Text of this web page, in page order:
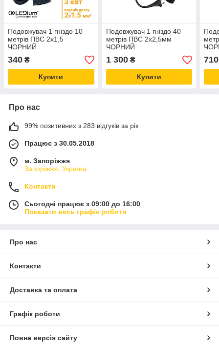
Подовжувач 1 гніздо 10
метрів ПВС 2х1,5
ЧОРНИЙ
340 ₴
Купити
Подовжувач 1 гніздо 40
метрів ПВС 2х2,5мм
ЧОРНИЙ
1 300₴
Купити
710
Про нас
99% позитивних з 283 відгуків за рік
Працює з 30.05.2018
м. Запоріжжя
Запоріжжя, Україна
Контакти
Сьогодні працює з 09:00 до 16:00
Показати весь графік роботи
Про нас
Контакти
Доставка та оплата
Графік роботи
Повна версія сайту